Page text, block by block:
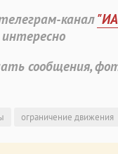
канал
сообщения,
ограничение движения